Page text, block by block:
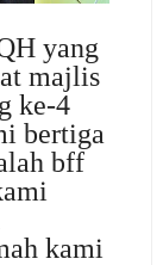
yang
majlis
ke-4
bertiga
bff
kami